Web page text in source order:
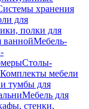
хранения
для
полки для
ваннойМебель-
Столы-
Комплекты мебели
тумбы для
Мебель для
стенки,